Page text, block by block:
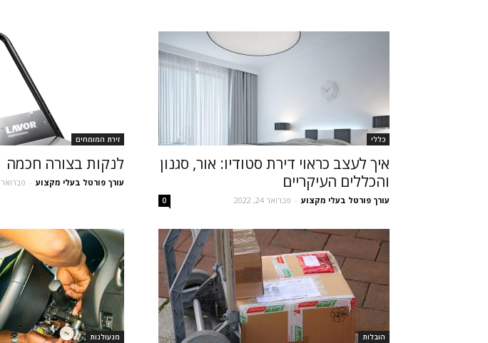
כללי
איך לעצב כראוי דירת סטודיו: אור, סגנון
והכללים העיקריים
עורך פורטל בעלי מקצוע - פברואר 24, 2022 0
זירת המומחים
לנקות בצורה חכמה
עורך פורטל בעלי מקצוע - פברואר 22, 2022
הובלות מנעולנות